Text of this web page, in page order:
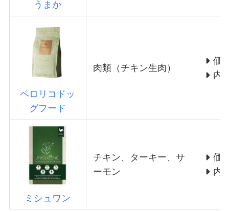
うまか
ペロリコドッ
グフード
肉類（チキン生肉）
価
内
ミシュワン
チキン、ターキー、サ
ーモン
価
内